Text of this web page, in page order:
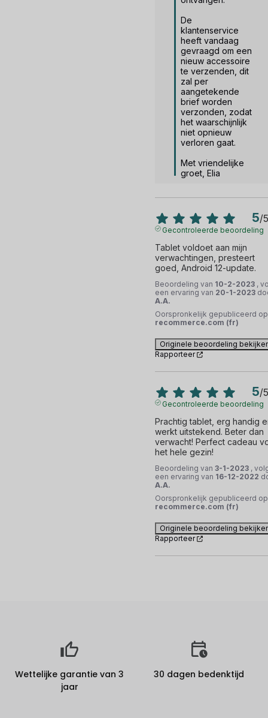
De
klantenservice
heeft vandaag
gevraagd om een
nieuw accessoire
te verzenden, dit
zal per
aangetekende
brief worden
verzonden, zodat
het waarschijnlijk
niet opnieuw
verloren gaat.
Met vriendelijke
groet, Elia
5/5
Gecontroleerde beoordeling
Tablet voldoet aan mijn
verwachtingen, presteert
goed, Android 12-update.
Beoordeling van 10-2-2023 ,
een ervaring van 20-1-2023
A.A.
Oorspronkelijk gepubliceerd op
recommerce.com (fr)
Originele beoordeling
Rapporteer
5/5
Gecontroleerde beoordeling
Prachtig tablet, erg handig
werkt uitstekend. Beter dan
verwacht! Perfect cadeau
het hele gezin!
Beoordeling van 3-1-2023 ,
een ervaring van 16-12-2022
A.A.
Oorspronkelijk gepubliceerd op
recommerce.com (fr)
Originele beoordeling
Rapporteer
Wettelijke garantie van 3
jaar
30 dagen bedenktijd